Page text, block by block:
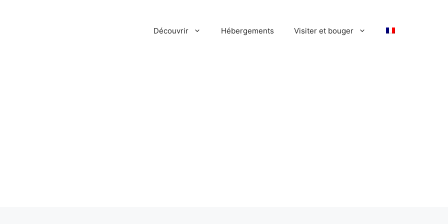
Découvrir Hébergements Visiter et bouger